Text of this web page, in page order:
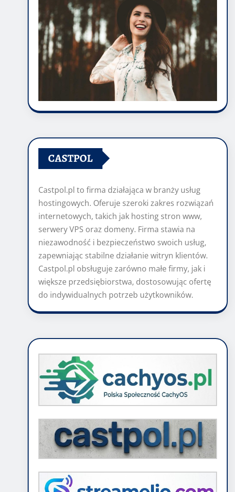
CASTPOL
Castpol.pl to firma działająca w branży usług
hostingowych. Oferuje szeroki zakres rozwiązań
internetowych, takich jak hosting stron www,
serwery VPS oraz domeny. Firma stawia na
niezawodność i bezpieczeństwo swoich usług,
zapewniając stabilne działanie witryn klientów.
Castpol.pl obsługuje zarówno małe firmy, jak i
większe przedsiębiorstwa, dostosowując ofertę
do indywidualnych potrzeb użytkowników.